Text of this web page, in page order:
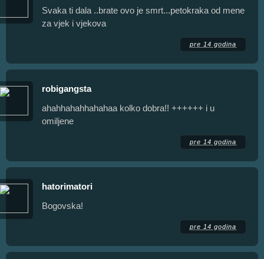
Svaka ti dala ..brate ovo je smrt...petokraka od mene
za vjek i vjekova
pre 14 godina
robigangsta
ahahhahahhahahaa kolko dobra!! ++++++ i u
omiljene
pre 14 godina
hatorimatori
Bogovska!
pre 14 godina